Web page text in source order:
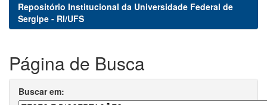
Repositório Institucional da Universidade Federal de
Sergipe - RI/UFS
Página de Busca
Buscar em: